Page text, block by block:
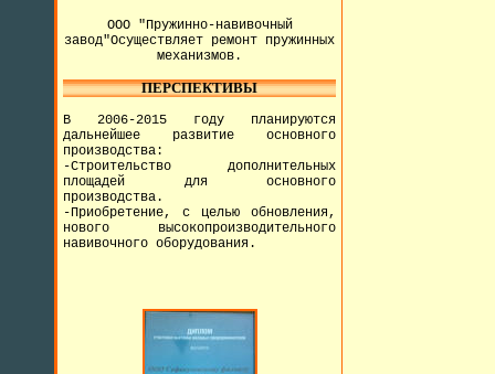
ООО "Пружинно-навивочный
завод"Осуществляет ремонт пружинных
механизмов.
ПЕРСПЕКТИВЫ
В 2006-2015 году планируются
дальнейшее развитие основного
производства:
-Строительство дополнительных
площадей для основного
производства.
-Приобретение, с целью обновления,
нового высокопроизводительного
навивочного оборудования.